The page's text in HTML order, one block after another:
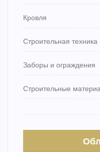
Кровля
Строительная техника
Заборы и ограждения
Строительные